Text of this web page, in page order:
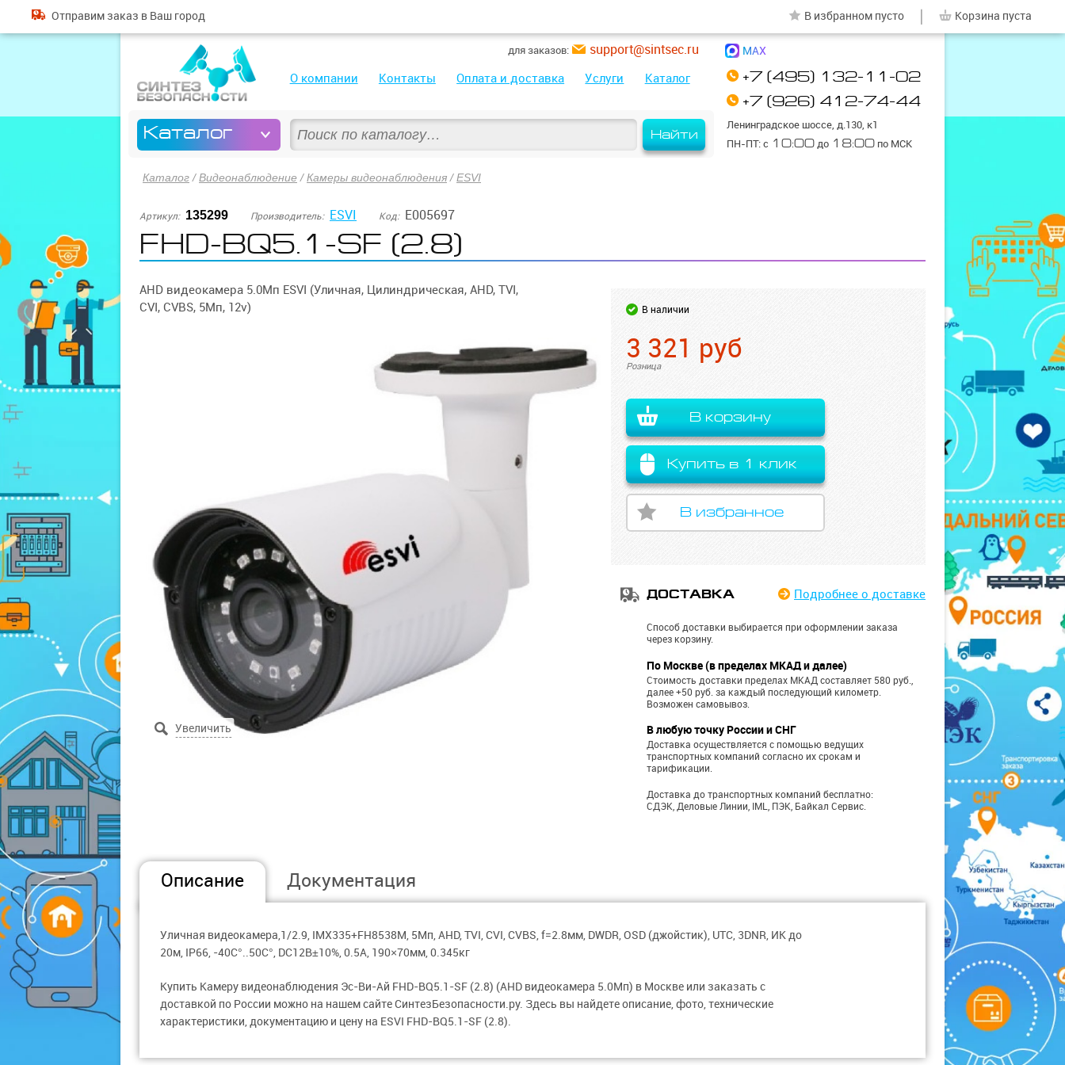
Найти
О компании Контакты Оплата и доставка Услуги Каталог
Каталог
+7 (495) 132-11-02
+7 (926) 412-74-44
Ленинградское шоссе, д.130, к1
ПН-ПТ: с 10:00 до 18:00 по МСК
для заказов: support@sintsec.ru MAX
Отправим заказ в Ваш город В избранном пусто Корзина пуста
Каталог /Видеонаблюдение /Камеры видеонаблюдения /ESVI
Артикул: 135299 Производитель: ESVI Код: E005697
FHD-BQ5.1-SF (2.8)
AHD видеокамера 5.0Мп ESVI (Уличная, Цилиндрическая, AHD, TVI,
CVI, CVBS, 5Мп, 12v)
В наличии
3 321 руб
Розница
В корзину
Купить в 1 клик
В избранное
ДОСТАВКА Подробнее о доставке
Способ доставки выбирается при оформлении заказа
через корзину.
По Москве (в пределах МКАД и далее)
Стоимость доставки пределах МКАД составляет 580 руб.,
далее +50 руб. за каждый последующий километр.
Возможен самовывоз.
В любую точку России и СНГ
Доставка осуществляется с помощью ведущих
транспортных компаний согласно их срокам и
тарификации.
Доставка до транспортных компаний бесплатно:
СДЭК, Деловые Линии, IML, ПЭК, Байкал Сервис.
Описание Документация
Уличная видеокамера,1/2.9, IMX335+FH8538M, 5Мп, AHD, TVI, CVI, CVBS, f=2.8мм, DWDR, OSD (джойстик), UTC, 3DNR, ИК до
20м, IP66, -40C°..50C°, DC12В±10%, 0.5А, 190×70мм, 0.345кг
Купить Камеру видеонаблюдения Эс-Ви-Ай FHD-BQ5.1-SF (2.8) (AHD видеокамера 5.0Мп) в Москве или заказать с
доставкой по России можно на нашем сайте СинтезБезопасности.ру. Здесь вы найдете описание, фото, технические
характеристики, документацию и цену на ESVI FHD-BQ5.1-SF (2.8).